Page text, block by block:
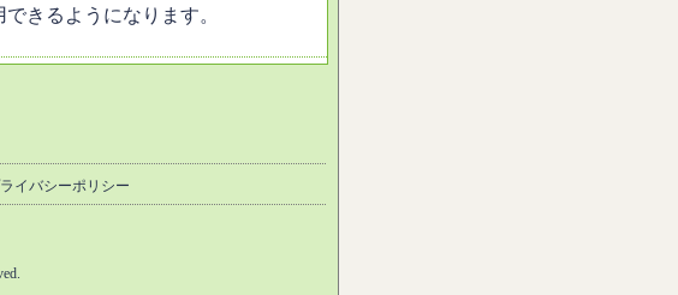
きるようになります。
イバシーポリシー